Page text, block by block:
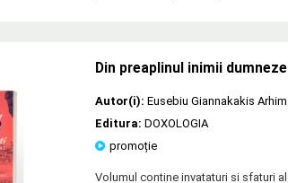
Din preaplinul inimii
Autor(i): Eusebiu Giannakakis Arhim
Editura: DOXOLOGIA
promoție
Volumul contine invataturi si sfaturi